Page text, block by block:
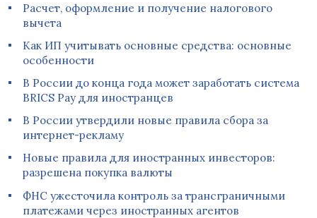
Расчет, оформление и получение налогового
вычета
Как ИП учитывать основные средства: основные
особенности
В России до конца года может заработать система
BRICS Pay для иностранцев
В России утвердили новые правила сбора за
интернет-рекламу
Новые правила для иностранных инвесторов:
разрешена покупка валюты
ФНС ужесточила контроль за трансграничными
платежами через иностранных агентов